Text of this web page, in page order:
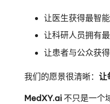
让医生获得最智
让科研人员拥有
让患者与公众获
我们的愿景很清晰： 让
MedXY.ai 不只是一个